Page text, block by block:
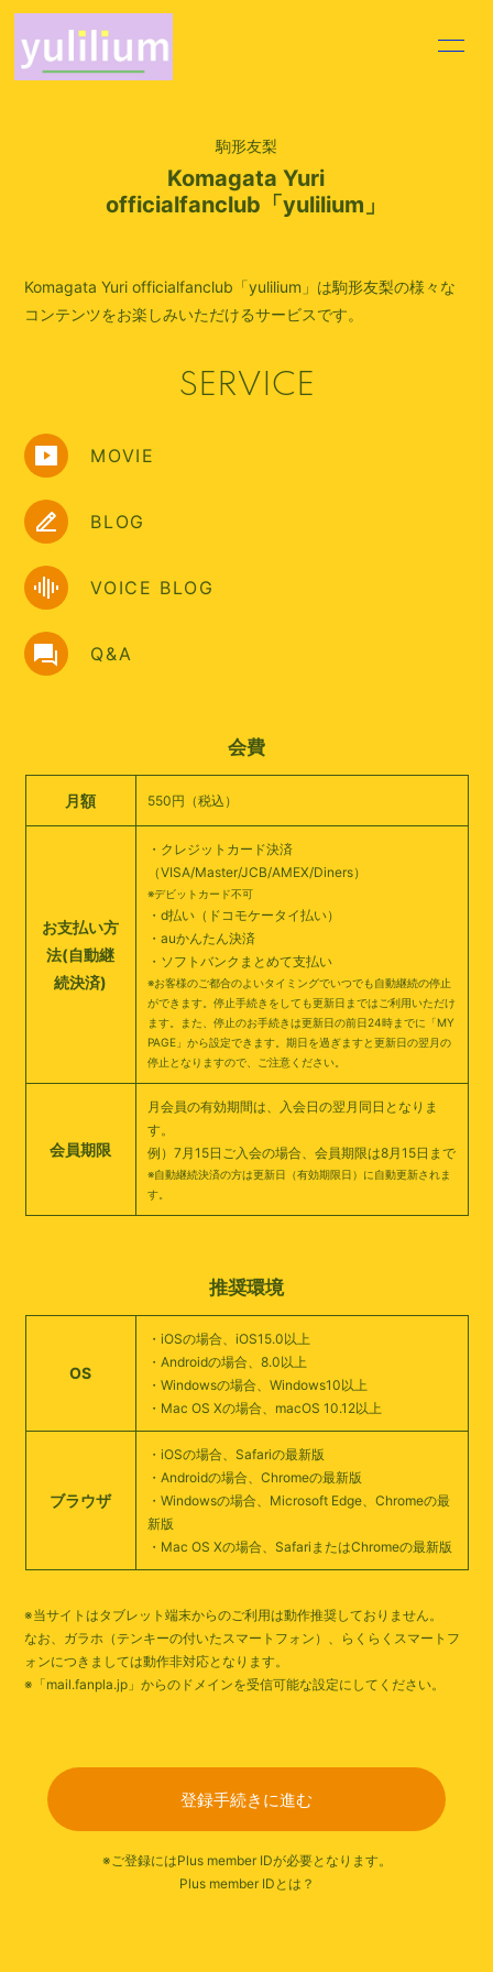
VIDEO
DISCOGRAPHY MOVIE
Q&A
会員登録
駒形友梨
Komagata Yuri
officialfanclub「yulilium」
Komagata Yuri officialfanclub「yulilium」は駒形友梨の様々な
コンテンツをお楽しみいただけるサービスです。
SERVICE
MOVIE
BLOG
VOICE BLOG
Q&A
会費
月額 550円（税込）
お支払い方
法(自動継
続決済)
・クレジットカード決済
（VISA/Master/JCB/AMEX/Diners）
※デビットカード不可
・d払い（ドコモケータイ払い）
・auかんたん決済
・ソフトバンクまとめて支払い
※お客様のご都合のよいタイミングでいつでも自動継続の停止
ができます。停止手続きをしても更新日まではご利用いただけ
ます。また、停止のお手続きは更新日の前日24時までに「MY
PAGE」から設定できます。期日を過ぎますと更新日の翌月の
停止となりますので、ご注意ください。
会員期限
月会員の有効期間は、入会日の翌月同日となりま
す。
例）7月15日ご入会の場合、会員期限は8月15日まで
※自動継続決済の方は更新日（有効期限日）に自動更新されま
す。
推奨環境
OS
・iOSの場合、iOS15.0以上
・Androidの場合、8.0以上
・Windowsの場合、Windows10以上
・Mac OS Xの場合、macOS 10.12以上
ブラウザ
・iOSの場合、Safariの最新版
・Androidの場合、Chromeの最新版
・Windowsの場合、Microsoft Edge、Chromeの最
新版
・Mac OS Xの場合、SafariまたはChromeの最新版
※当サイトはタブレット端末からのご利用は動作推奨しておりません。
なお、ガラホ（テンキーの付いたスマートフォン）、らくらくスマートフ
ォンにつきましては動作非対応となります。
※「mail.fanpla.jp」からのドメインを受信可能な設定にしてください。
登録手続きに進む
※ご登録にはPlus member IDが必要となります。
Plus member IDとは？